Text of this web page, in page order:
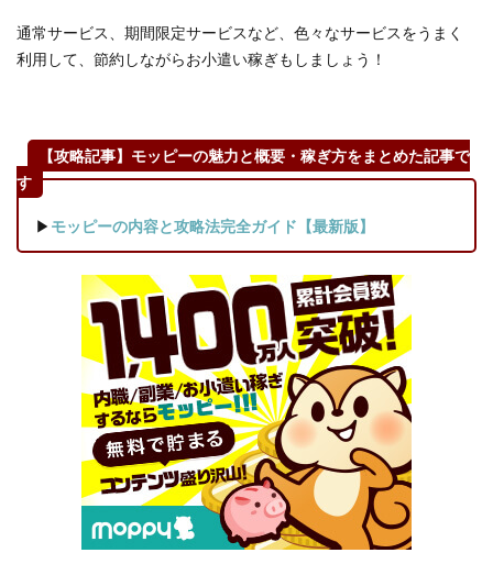
コジ
マネ
マポ
イン
（く
通常サービス、期間限定サービスなど、色々なサービスをうまく
利用して、節約しながらお小遣い稼ぎもしましょう！
【攻略記事】モッピーの魅力と概要・稼ぎ方をまとめた記事で
す
▶ モッピーの内容と攻略法完全ガイド【最新版】